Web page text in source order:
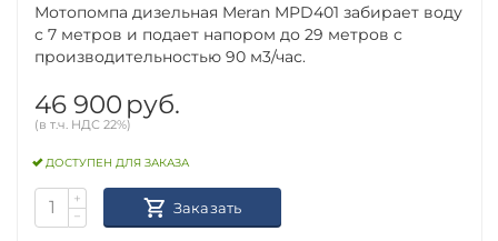
Мотопомпа дизельная Meran MPD401 забирает воду
с 7 метров и подает напором до 29 метров с
производительностью 90 м3/час.
46 900 руб.
(в т.ч. НДС 22%)
ДОСТУПЕН ДЛЯ ЗАКАЗА
+
−
Заказать